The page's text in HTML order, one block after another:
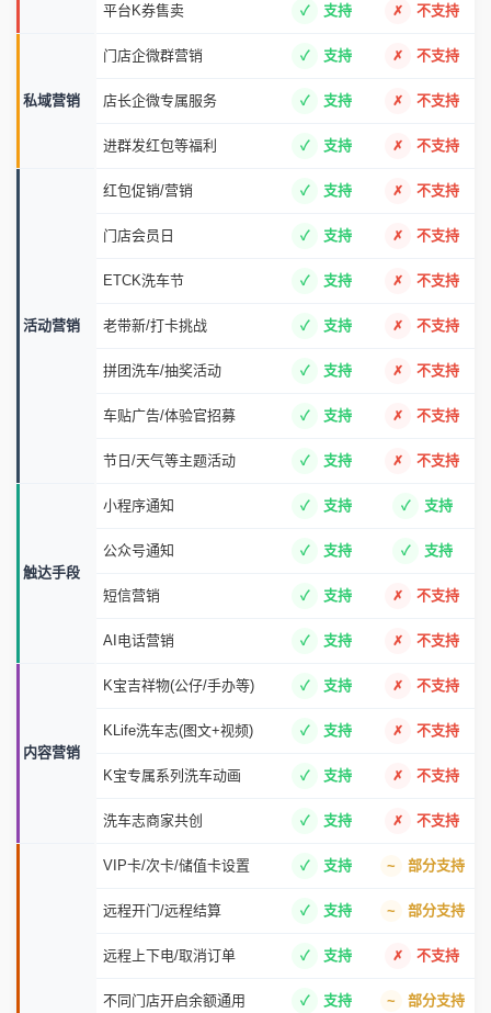
平台K券售卖 支持 不支持
私域营销
门店企微群营销 支持 不支持
店长企微专属服务 支持 不支持
进群发红包等福利 支持 不支持
活动营销
红包促销/营销 支持 不支持
门店会员日 支持 不支持
ETCK洗车节 支持 不支持
老带新/打卡挑战 支持 不支持
拼团洗车/抽奖活动 支持 不支持
车贴广告/体验官招募 支持 不支持
节日/天气等主题活动 支持 不支持
触达手段
小程序通知 支持 支持
公众号通知 支持 支持
短信营销 支持 不支持
AI电话营销 支持 不支持
内容营销
K宝吉祥物(公仔/手办等) 支持 不支持
KLife洗车志(图文+视频) 支持 不支持
K宝专属系列洗车动画 支持 不支持
洗车志商家共创 支持 不支持
VIP卡/次卡/储值卡设置 支持 部分支持
远程开门/远程结算 支持 部分支持
远程上下电/取消订单 支持 不支持
不同门店开启余额通用 支持 部分支持